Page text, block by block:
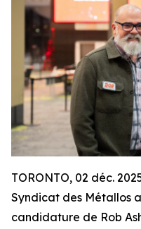
TORONTO, 02 déc.
Syndicat des Métallos
candidature de Rob